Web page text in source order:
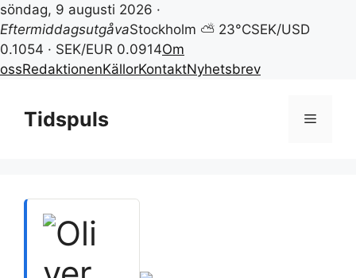
söndag, 9 augusti 2026 ·
EftermiddagsutgåvaStockholm ⛅ 23°CSEK/USD
0.1054 · SEK/EUR 0.0914Om
ossRedaktionenKällorKontaktNyhetsbrev
innehållTidspuls Meny